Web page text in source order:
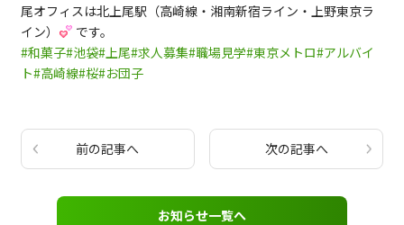
尾オフィスは北上尾駅（高崎線・湘南新宿ライン・上野東京ラ
イン）
です。
#和菓子#池袋#上尾#求人募集#職場見学#東京メトロ#アルバイ
ト#高崎線#桜#お団子
前の記事へ 次の記事へ
お知らせ一覧へ